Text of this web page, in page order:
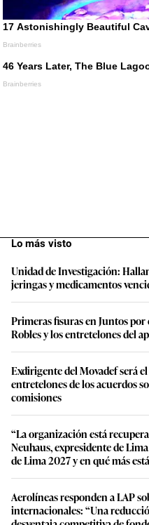
Lo más visto
Unidad de Investigación:
jeringas y medicamentos
Primeras fisuras en Juntos por
Robles y los entretelones del
Exdirigente del Movadef será
entretelones de los acuerdos
comisiones
“La organización está
Neuhaus, expresidente de
de Lima 2027 y en qué más
Aerolíneas responden a LAP
internacionales: “Una